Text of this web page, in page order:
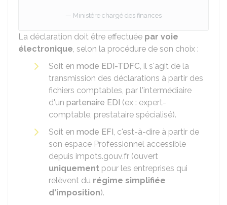
Ministère chargé des finances
La déclaration doit être effectuée par voie
électronique, selon la procédure de son choix :
Soit en mode EDI-TDFC, il s'agit de la
transmission des déclarations à partir des
fichiers comptables, par l'intermédiaire
d'un partenaire EDI (ex : expert-
comptable, prestataire spécialisé).
Soit en mode EFI, c'est-à-dire à partir de
son espace Professionnel accessible
depuis impots.gouv.fr (ouvert
uniquement pour les entreprises qui
relèvent du régime simplifiée
d'imposition).